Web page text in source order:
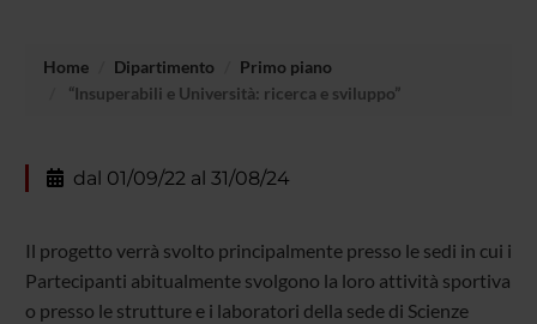
Home Dipartimento
Primo piano
“Insuperabili e Università: ricerca e sviluppo”
dal 01/09/22 al 31/08/24
Il progetto verrà svolto principalmente presso le sedi in cui i
Partecipanti abitualmente svolgono la loro attività sportiva
o presso le strutture e i laboratori della sede di Scienze